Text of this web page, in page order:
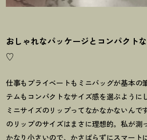
おしゃれなパッケージとコンパクト
♡
仕事もプライベートもミニバッグが基本の
テムもコンパクトなサイズ感を選ぶように
ミニサイズのリップってなかなかないんで
のリップのサイズはまさに理想的。私が測
かなり小さいので、かさばらずにスマート